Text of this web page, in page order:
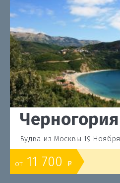
Черногория
Будва из Москвы 19 Ноября
от 11 700 o